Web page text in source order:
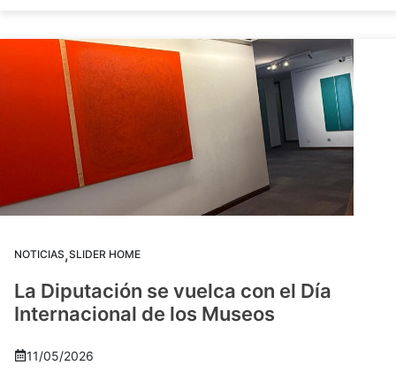
NOTICIAS,SLIDER HOME
La Diputación se vuelca con el Día
Internacional de los Museos
11/05/2026